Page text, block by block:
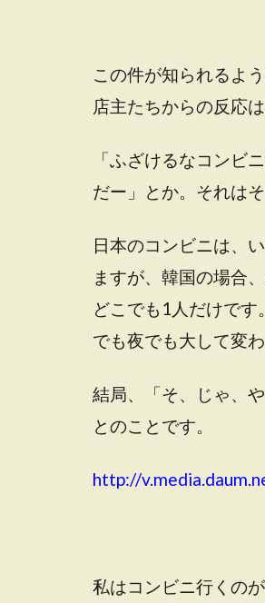
この件が知られるよ
店主たちからの反応
「ふざけるなコンビ
だー」とか。それはそ
日本のコンビニは、
ますが、韓国の場合
どこでも1人だけで
でも夜でも大して変
結局、「そ、じゃ、
とのことです。
http://
私はコンビニ行くの